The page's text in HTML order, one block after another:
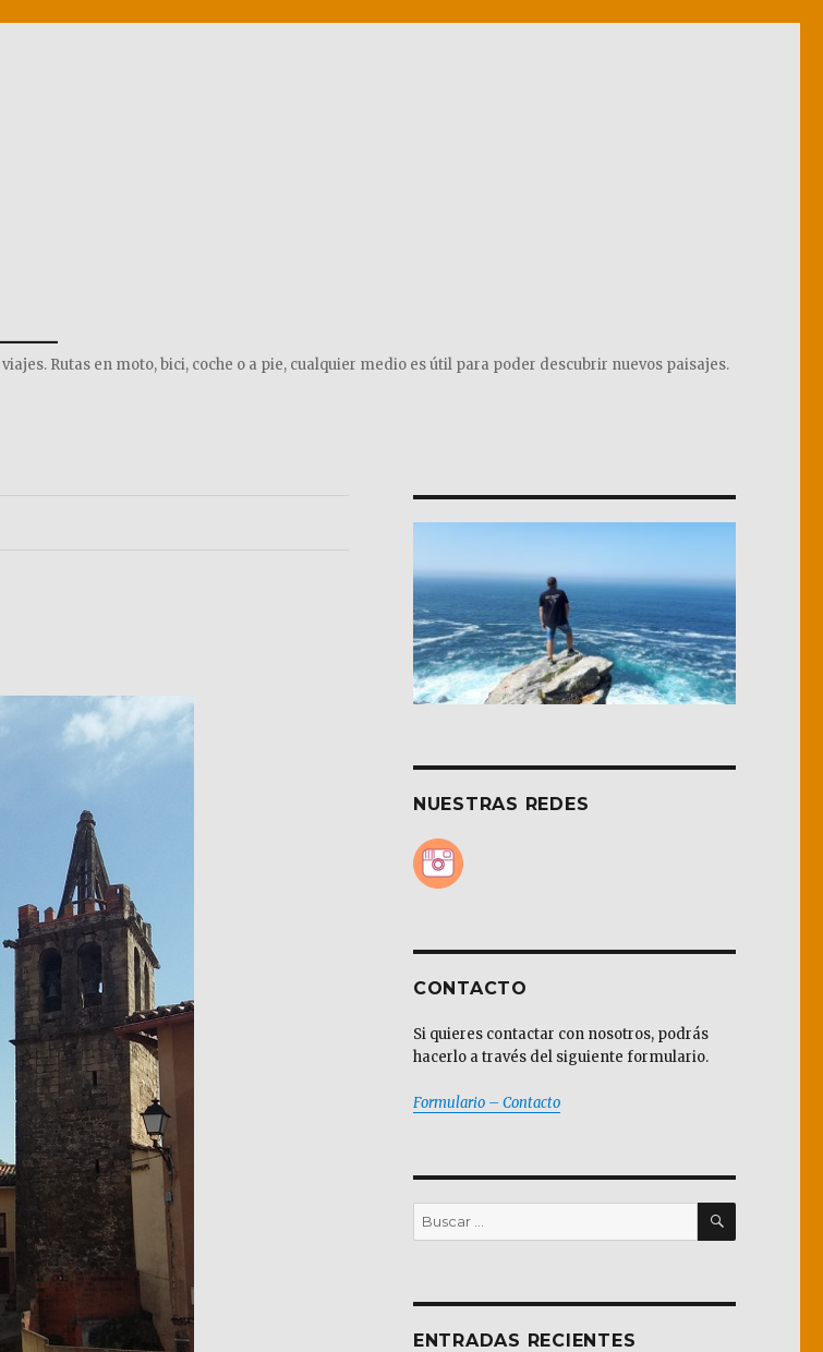
Rutas en moto, bici, coche o a pie, cualquier medio es útil para poder descubrir nuevos paisajes.
NUESTRAS REDES
CONTACTO
Si quieres contactar con nosotros, podrás
hacerlo a través del siguiente formulario.
Formulario – Contacto
Buscar
por:
BUSCAR
ENTRADAS RECIENTES